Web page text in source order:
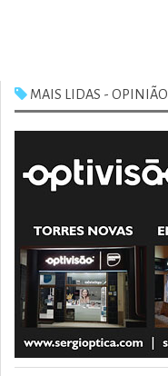
MAIS LIDAS - OPINIÃO